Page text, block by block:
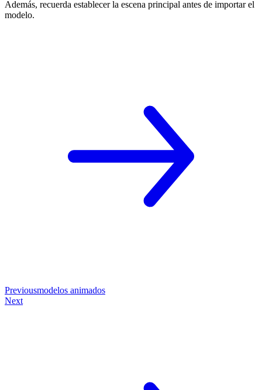
Además, recuerda establecer la escena principal antes de importar el
modelo.
Previousmodelos animados
Next